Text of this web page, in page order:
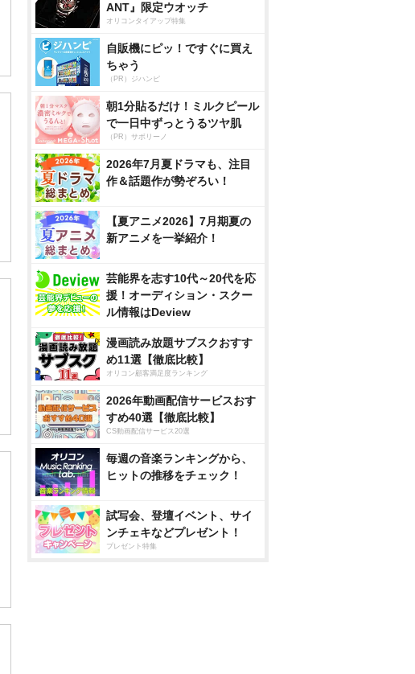
ANT』限定ウオッチ
オリコンタイアップ特集
自販機にピッ！ですぐに買え
ちゃう
（PR）ジハンピ
朝1分貼るだけ！ミルクピール
で一日中ずっとうるツヤ肌
（PR）サボリーノ
2026年7月夏ドラマも、注目
作＆話題作が勢ぞろい！
【夏アニメ2026】7月期夏の
新アニメを一挙紹介！
芸能界を志す10代～20代を応
援！オーディション・スクー
ル情報はDeview
漫画読み放題サブスクおすす
め11選【徹底比較】
オリコン顧客満足度ランキング
2026年動画配信サービスおす
すめ40選【徹底比較】
CS動画配信サービス20選
毎週の音楽ランキングから、
ヒットの推移をチェック！
試写会、登壇イベント、サイ
ンチェキなどプレゼント！
プレゼント特集